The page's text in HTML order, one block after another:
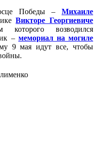
Победы – Михаиле
Викторе Георгиевиче
возводился
– мемориал на могиле
9 мая идут все, чтобы